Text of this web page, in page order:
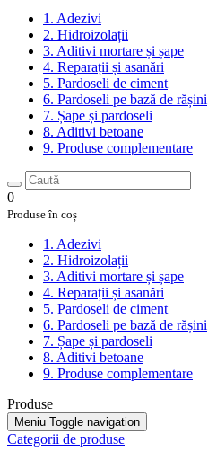
1. Adezivi
2. Hidroizolații
3. Aditivi mortare și șape
4. Reparații și asanări
5. Pardoseli de ciment
6. Pardoseli pe bază de rășini
7. Șape și pardoseli
8. Aditivi betoane
9. Produse complementare
0
Produse în coș
1. Adezivi
2. Hidroizolații
3. Aditivi mortare și șape
4. Reparații și asanări
5. Pardoseli de ciment
6. Pardoseli pe bază de rășini
7. Șape și pardoseli
8. Aditivi betoane
9. Produse complementare
Produse
Meniu Toggle navigation
Categorii de produse